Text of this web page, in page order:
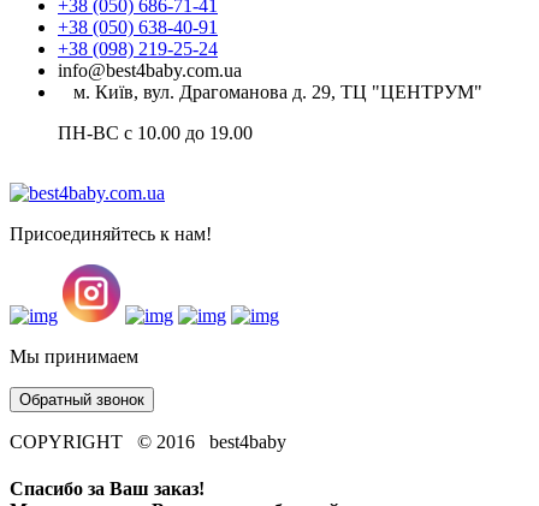
+38 (050) 686-71-41
+38 (050) 638-40-91
+38 (098) 219-25-24
info@best4baby.com.ua
м. Київ, вул. Драгоманова д. 29, ТЦ "ЦЕНТРУМ"
ПН-ВС с 10.00 до 19.00
Присоединяйтесь к нам!
Мы принимаем
Обратный звонок
COPYRIGHT © 2016 best4baby
Спасибо за Ваш заказ!